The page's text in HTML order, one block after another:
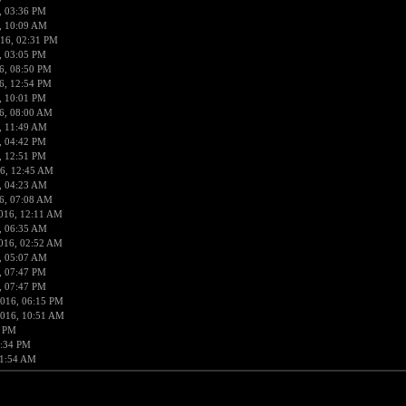
03:36 PM
10:09 AM
02:31 PM
03:05 PM
08:50 PM
12:54 PM
10:01 PM
08:00 AM
11:49 AM
04:42 PM
12:51 PM
12:45 AM
04:23 AM
07:08 AM
12:11 AM
06:35 AM
02:52 AM
05:07 AM
07:47 PM
07:47 PM
06:15 PM
10:51 AM
PM
AM